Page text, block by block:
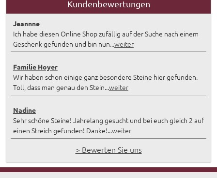
Kundenbewertungen
Jeannne
Ich habe diesen Online Shop zufällig auf der Suche nach einem
Geschenk gefunden und bin nun...weiter
Familie Hoyer
Wir haben schon einige ganz besondere Steine hier gefunden.
Toll, dass man genau den Stein...weiter
Nadine
Sehr schöne Steine! Jahrelang gesucht und bei euch gleich 2 auf
einen Streich gefunden! Danke!...weiter
> Bewerten Sie uns